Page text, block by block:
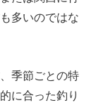
多いのではな
季節ごとの特
に合った釣り